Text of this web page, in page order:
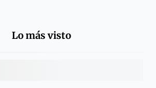
Lo más visto